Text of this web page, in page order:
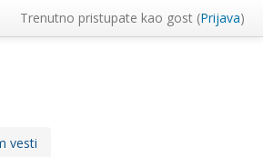
Trenutno pristupate kao gost (Prijava)
vesti